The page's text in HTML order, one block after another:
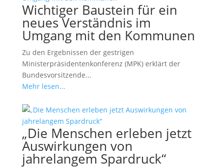
Wichtiger Baustein für ein
neues Verständnis im
Umgang mit den Kommunen
Zu den Ergebnissen der gestrigen
Ministerpräsidentenkonferenz (MPK) erklärt der
Bundesvorsitzende...
Mehr lesen...
„Die Menschen erleben jetzt
Auswirkungen von
jahrelangem Spardruck“